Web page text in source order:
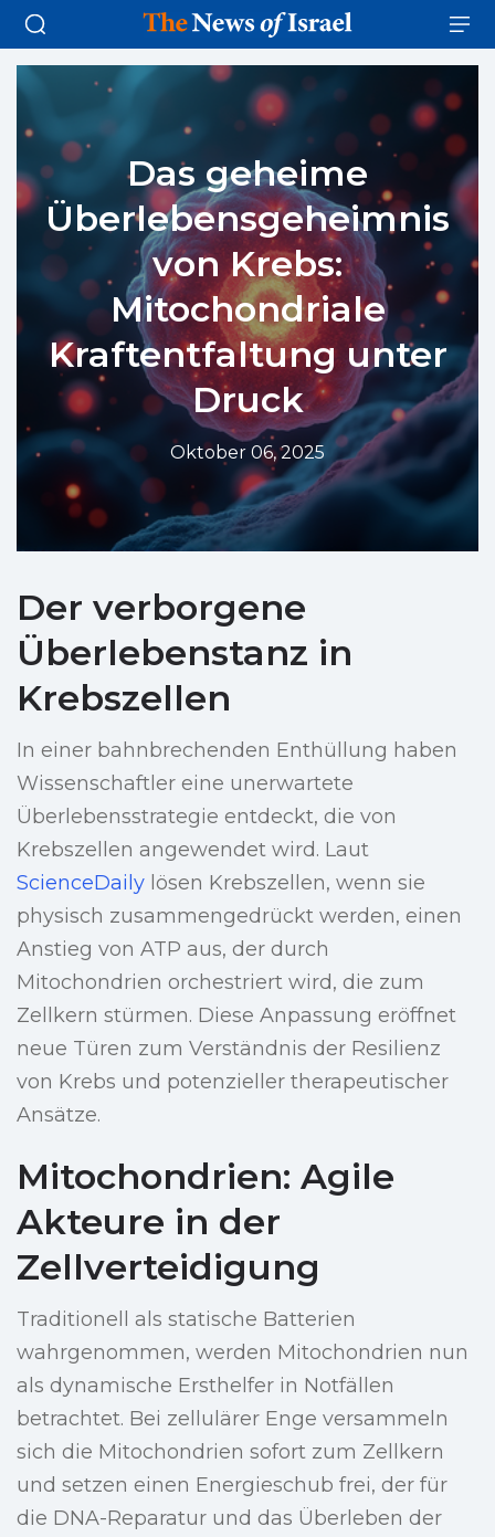
Das geheime
Überlebensgeheimnis
von Krebs:
Mitochondriale
Kraftentfaltung unter
Druck
Oktober 06, 2025
Der verborgene
Überlebenstanz in
Krebszellen
In einer bahnbrechenden Enthüllung haben
Wissenschaftler eine unerwartete
Überlebensstrategie entdeckt, die von
Krebszellen angewendet wird. Laut
ScienceDaily lösen Krebszellen, wenn sie
physisch zusammengedrückt werden, einen
Anstieg von ATP aus, der durch
Mitochondrien orchestriert wird, die zum
Zellkern stürmen. Diese Anpassung eröffnet
neue Türen zum Verständnis der Resilienz
von Krebs und potenzieller therapeutischer
Ansätze.
Mitochondrien: Agile
Akteure in der
Zellverteidigung
Traditionell als statische Batterien
wahrgenommen, werden Mitochondrien nun
als dynamische Ersthelfer in Notfällen
betrachtet. Bei zellulärer Enge versammeln
sich die Mitochondrien sofort zum Zellkern
und setzen einen Energieschub frei, der für
die DNA-Reparatur und das Überleben der